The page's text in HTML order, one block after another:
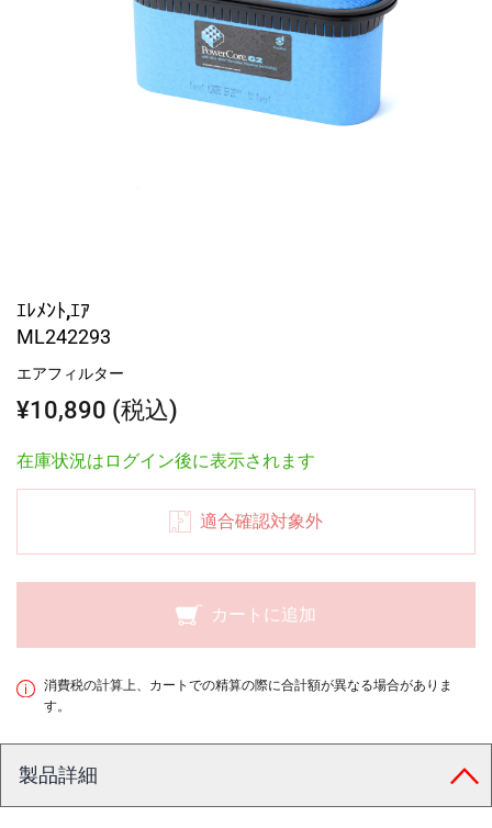
ｴﾚﾒﾝﾄ,ｴｱ
ML242293
エアフィルター
¥10,890 (税込)
在庫状況はログイン後に表示されます
適合確認対象外
カートに追加
消費税の計算上、カートでの精算の際に合計額が異なる場合がありま
す。
製品詳細